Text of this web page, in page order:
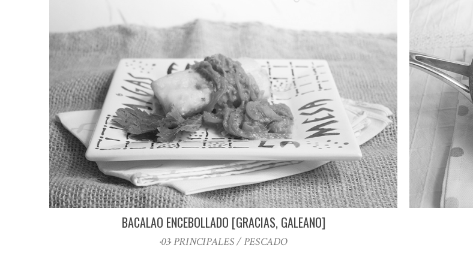
BACALAO ENCEBOLLADO [GRACIAS, GALEANO]
·03· PRINCIPALES / PESCADO